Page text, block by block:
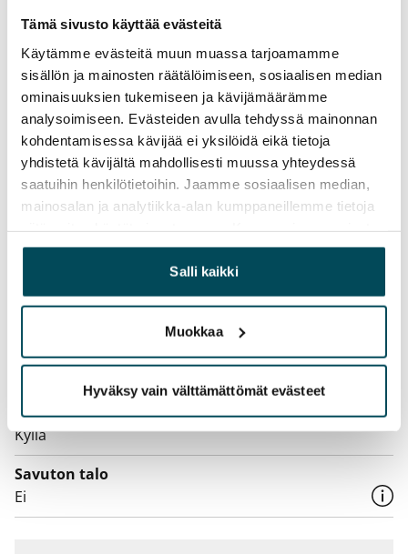
Tämä sivusto käyttää evästeitä
Käytämme evästeitä muun muassa tarjoamamme
sisällön ja mainosten räätälöimiseen, sosiaalisen median
ominaisuuksien tukemiseen ja kävijämäärämme
analysoimiseen. Evästeiden avulla tehdyssä mainonnan
kohdentamisessa kävijää ei yksilöidä eikä tietoja
yhdistetä kävijältä mahdollisesti muussa yhteydessä
saatuihin henkilötietoihin. Jaamme sosiaalisen median,
mainosalan ja analytiikka-alan kumppaneillemme tietoja
yhdistää näitä tietoja muihin tietoihin, joita olet antanut
heille tai joita on kerätty, kun olet käyttänyt heidän
palvelujaan.
Salli kaikki
Muokkaa
Hyväksy vain välttämättömät evästeet
Vuokra
Vuokravakuus
0 €, (yrityksille min. 1 kk vuokra)
Kotivakuutus
Pakollinen, ei sisälly vuokraan
Vesimaksu
27 €/hlö/kk
Vuokralainen solmii itse sähkösopimuksen.
Laajakaista
Vuokraan sisältyy 10 M laajakaistaliittymä. Voit hankkia
operaattoriin Telia.
Lemmikit sallittu
Kyllä
Savuton talo
Ei